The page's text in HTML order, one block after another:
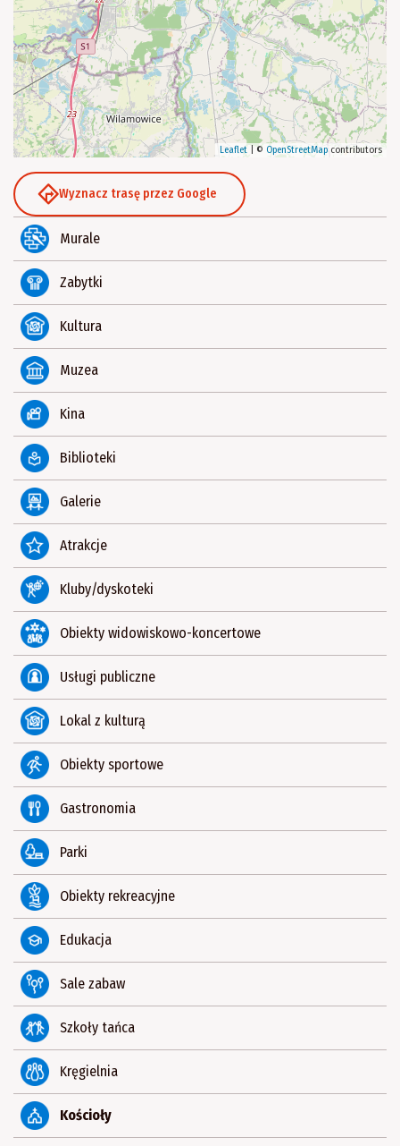
Leaflet © OpenStreetMap contributors
Wyznacz trasę przez Google
Murale
Zabytki
Kultura
Muzea
Kina
Biblioteki
Galerie
Atrakcje
Kluby/dyskoteki
Obiekty widowiskowo-koncertowe
Usługi publiczne
Lokal z kulturą
Obiekty sportowe
Gastronomia
Parki
Obiekty rekreacyjne
Edukacja
Sale zabaw
Szkoły tańca
Kręgielnia
Kościoły